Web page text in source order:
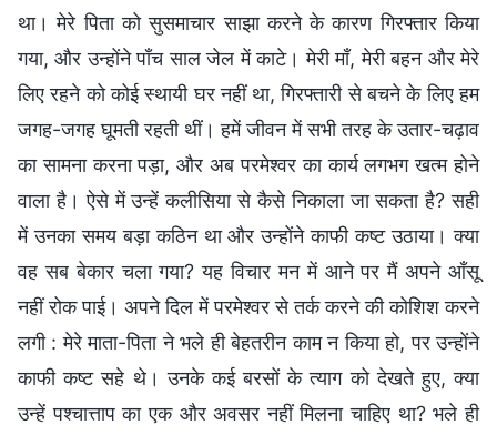
था। मेरे पिता को सुसमाचार साझा करने के कारण गिरफ्तार किया
गया, और उन्होंने पाँच साल जेल में काटे। मेरी माँ, मेरी बहन और मेरे
लिए रहने को कोई स्थायी घर नहीं था, गिरफ्तारी से बचने के लिए हम
जगह-जगह घूमती रहती थीं। हमें जीवन में सभी तरह के उतार-चढ़ाव
का सामना करना पड़ा, और अब परमेश्वर का कार्य लगभग खत्म होने
वाला है। ऐसे में उन्हें कलीसिया से कैसे निकाला जा सकता है? सही
में उनका समय बड़ा कठिन था और उन्होंने काफी कष्ट उठाया। क्या
वह सब बेकार चला गया? यह विचार मन में आने पर मैं अपने आँसू
नहीं रोक पाई। अपने दिल में परमेश्वर से तर्क करने की कोशिश करने
लगी : मेरे माता-पिता ने भले ही बेहतरीन काम न किया हो, पर उन्होंने
काफी कष्ट सहे थे। उनके कई बरसों के त्याग को देखते हुए, क्या
उन्हें पश्चात्ताप का एक और अवसर नहीं मिलना चाहिए था? भले ही